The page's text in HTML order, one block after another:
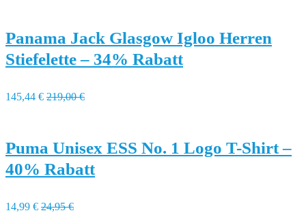
Panama Jack Glasgow Igloo Herren
Stiefelette – 34% Rabatt
145,44 € 219,00 €
Puma Unisex ESS No. 1 Logo T-Shirt –
40% Rabatt
14,99 € 24,95 €